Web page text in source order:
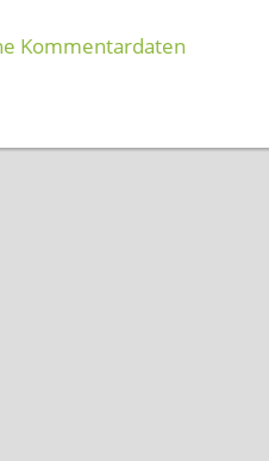
Kommentardaten